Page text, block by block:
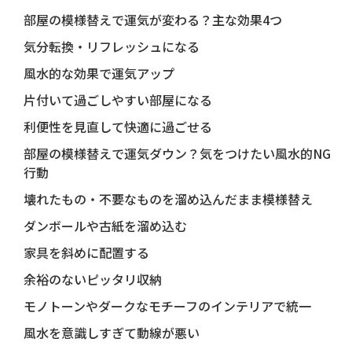
部屋の模様替えで運気が変わる？主な効果4つ
気分転換・リフレッシュになる
風水的な効果で運気アップ
片付いて過ごしやすい部屋になる
利便性を見直して快適に過ごせる
部屋の模様替えで運気ダウン？気をつけたい風水的NG
行動
壊れたもの・不要なものを溜め込んだまま模様替え
ダンボールや古紙を溜め込む
家具を斜めに配置する
余裕のないピッタリ収納
モノトーンやダークなモチーフのインテリアで統一
風水を意識しすぎて動線が悪い